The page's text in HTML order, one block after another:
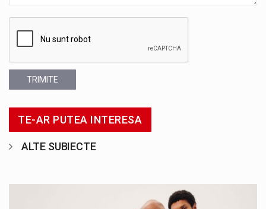
TRIMITE
TE-AR PUTEA INTERESA
ALTE SUBIECTE